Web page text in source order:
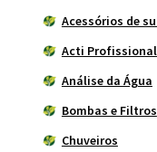
Acessórios de
Acti
Análise da Água
Bombas e Filtros
Chuveiros